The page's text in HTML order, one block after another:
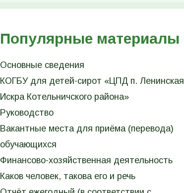
Популярные материалы
Основные сведения
КОГБУ для детей-сирот «ЦПД п. Ленинская
Искра Котельничского района»
Руководство
Вакантные места для приёма (перевода)
обучающихся
Финансово-хозяйственная деятельность
Каков человек, такова его и речь